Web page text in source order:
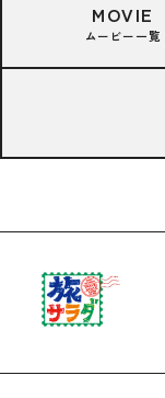
MOVIE
ムービー一覧